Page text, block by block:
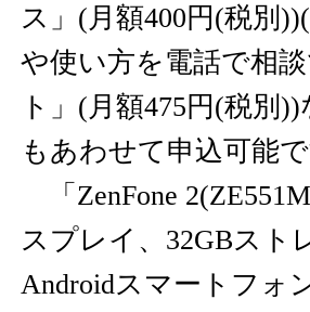
ス」(月額400円(税別
や使い方を電話で相
ト」(月額475円(税別
もあわせて申込可能で
「ZenFone
スプレイ、32GBスト
Androidスマートフォ